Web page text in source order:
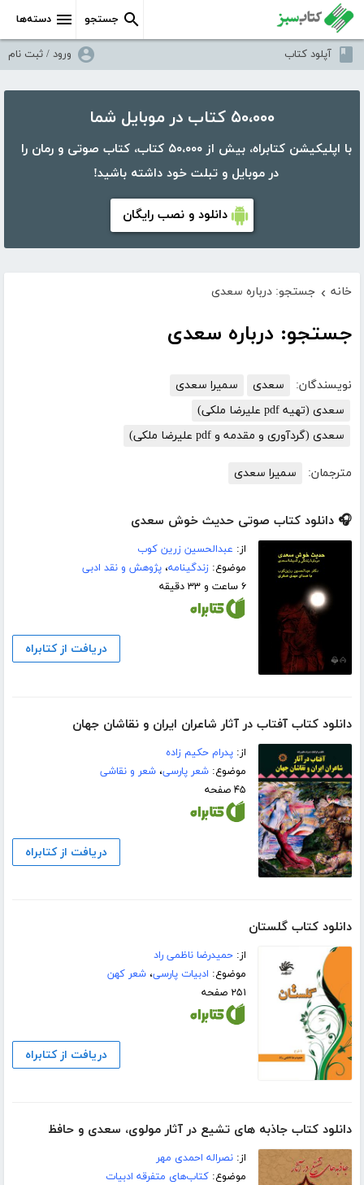
دسته‌ها جستجو
آپلود کتاب ورود / ثبت نام
۵۰،۰۰۰ کتاب در موبایل شما
با اپلیکیشن کتابراه، بیش از ۵۰،۰۰۰ کتاب، کتاب صوتی و رمان را
در موبایل و تبلت خود داشته باشید!
دانلود و نصب رایگان
خانه › جستجو: درباره سعدی
جستجو: درباره سعدی
نویسندگان: سعدی
سمیرا سعدی
سعدی (تهیه pdf علیرضا ملکی)
سعدی (گردآوری و مقدمه و pdf علیرضا ملکی)
مترجمان: سمیرا سعدی
🎧 دانلود کتاب صوتی حدیث خوش سعدی
از: عبدالحسین زرین کوب
موضوع:زندگینامه،پژوهش و نقد ادبی
۶ ساعت و ۳۳ دقیقه
دریافت از کتابراه
دانلود کتاب آفتاب در آثار شاعران ایران و نقاشان جهان
از:پدرام حکیم زاده
موضوع:شعر پارسی،شعر و نقاشی
۴۵ صفحه
دریافت از کتابراه
دانلود کتاب گلستان
از:حمیدرضا ناظمی راد
موضوع: ادبیات پارسی،شعر کهن
۲۵۱ صفحه
دریافت از کتابراه
دانلود کتاب جاذبه های تشیع در آثار مولوی، سعدی و حافظ
از:نصراله احمدی مهر
موضوع:کتاب‌های متفرقه ادبیات